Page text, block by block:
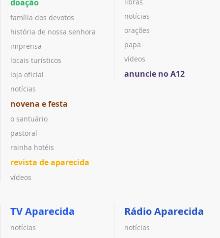
doação
família dos devotos
história de nossa senhora
imprensa
locais turísticos
loja oficial
notícias
novena e festa
o santuário
pastoral
rainha hotéis
revista de aparecida
vídeos
notícias
orações
papa
vídeos
anuncie no A12
TV Aparecida
notícias
Rádio Aparecida
notícias